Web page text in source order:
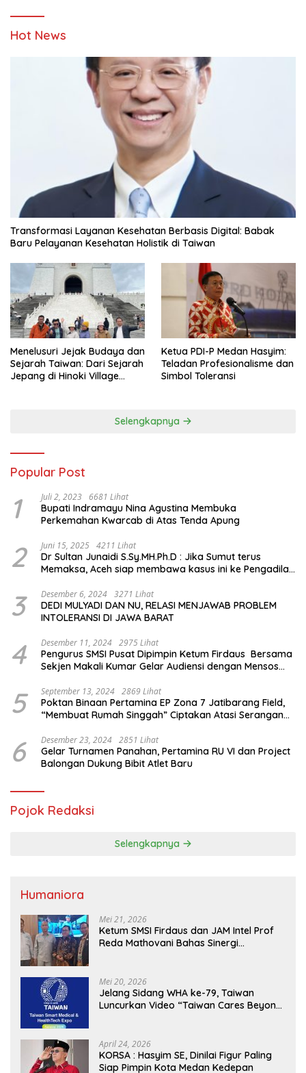
Hot News
Transformasi Layanan Kesehatan Berbasis Digital: Babak
Baru Pelayanan Kesehatan Holistik di Taiwan
Menelusuri Jejak Budaya dan
Sejarah Taiwan: Dari Sejarah
Jepang di Hinoki Village
Ketua PDI-P Medan Hasyim:
Teladan Profesionalisme dan
Simbol Toleransi
Selengkapnya
Popular Post
1 Juli 2, 2023 6681 Lihat
Bupati Indramayu Nina Agustina Membuka
Perkemahan Kwarcab di Atas Tenda Apung
2 Juni 15, 2025 4211 Lihat
Dr Sultan Junaidi S.Sy.MH.Ph.D : Jika Sumut terus
Memaksa, Aceh siap membawa kasus ini ke Pengadilan
3 Desember 6, 2024 3271 Lihat
DEDI MULYADI DAN NU, RELASI MENJAWAB PROBLEM
INTOLERANSI DI JAWA BARAT
4 Desember 11, 2024 2975 Lihat
Pengurus SMSI Pusat Dipimpin Ketum Firdaus Bersama
Sekjen Makali Kumar Gelar Audiensi dengan Mensos
5 September 13, 2024 2869 Lihat
Poktan Binaan Pertamina EP Zona 7 Jatibarang Field,
“Membuat Rumah Singgah” Ciptakan Atasi Serangan
6 Desember 23, 2024 2851 Lihat
Gelar Turnamen Panahan, Pertamina RU VI dan Project
Balongan Dukung Bibit Atlet Baru
Pojok Redaksi
Selengkapnya
Humaniora
Mei 21, 2026
Ketum SMSI Firdaus dan JAM Intel Prof
Reda Mathovani Bahas Sinergi
MBG, Perkuat Pengawasan Program
Pemerintah
Mei 20, 2026
Jelang Sidang WHA ke-79, Taiwan
Luncurkan Video “Taiwan Cares Beyond
April 24, 2026
KORSA : Hasyim SE, Dinilai Figur Paling
Siap Pimpin Kota Medan Kedepan